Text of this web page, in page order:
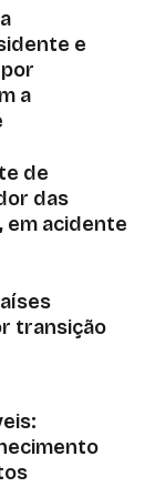
e
a
de
das
em acidente
transição